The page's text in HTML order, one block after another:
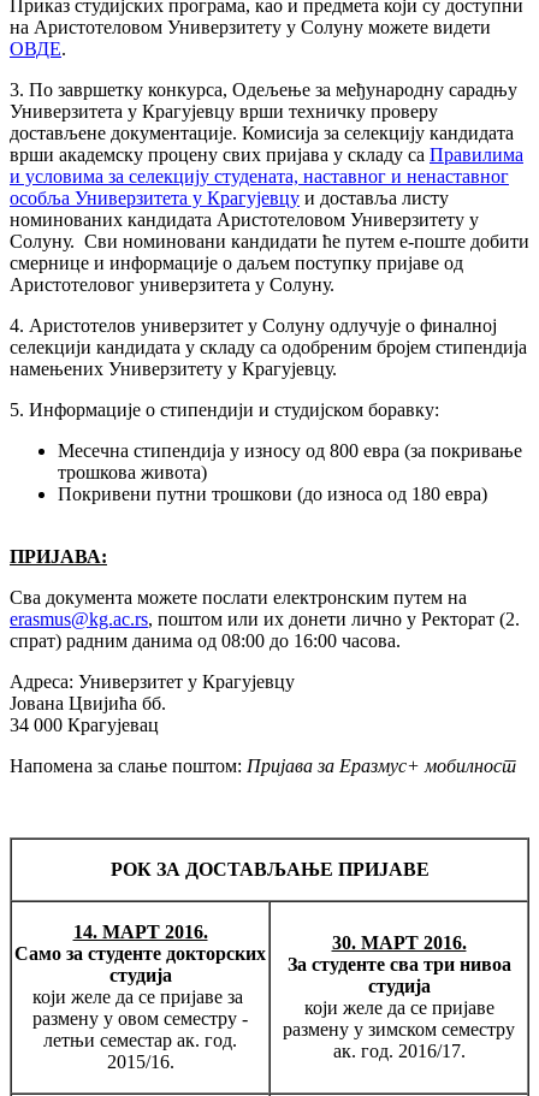
Приказ студијских програма, као и предмета који су доступни
на Аристотеловом Универзитету у Солуну можете видети
ОВДЕ.
3. По завршетку конкурса, Одељење за међународну сарадњу
Универзитета у Крагујевцу врши техничку проверу
достављене документације. Комисија за селекцију кандидата
врши академску процену свих пријава у складу са Правилима
и условима за селекцију студената, наставног и ненаставног
особља Универзитета у Крагујевцу и доставља листу
номинованих кандидата Аристотеловом Универзитету у
Солуну. Сви номиновани кандидати ће путем е-поште добити
смернице и информације о даљем поступку пријаве од
Аристотеловог универзитета у Солуну.
4. Аристотелов универзитет у Солуну одлучује о финалној
селекцији кандидата у складу са одобреним бројем стипендија
намењених Универзитету у Крагујевцу.
5. Информације о стипендији и студијском боравку:
Месечна стипендија у износу од 800 евра (за покривање
трошкова живота)
Покривени путни трошкови (до износа од 180 евра)
ПРИЈАВА:
Сва документа можете послати електронским путем на
erasmus@kg.ac.rs, поштом или их донети лично у Ректорат (2.
спрат) радним данима од 08:00 до 16:00 часова.
Адреса: Универзитет у Крагујевцу
Јована Цвијића бб.
34 000 Крагујевац
Напомена за слање поштом: Пријава за Еразмус+ мобилност
РОК ЗА ДОСТАВЉАЊЕ ПРИЈАВЕ
14. МАРТ 2016.
Само за студенте докторских
студија
који желе да се пријаве за
размену у овом семестру -
летњи семестар ак. год.
2015/16.
30. МАРТ 2016.
За студенте сва три нивоа
студија
који желе да се пријаве
размену у зимском семестру
ак. год. 2016/17.